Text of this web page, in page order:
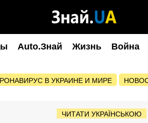
Auto.Знай Жизнь Война
В УКРАИНЕ И МИРЕ
ЧИТАТИ УКРАЇНСЬКОЮ